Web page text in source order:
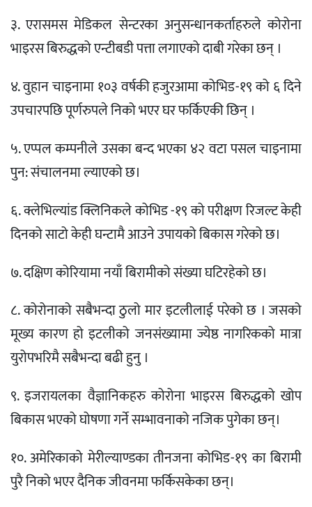
३. एरासमस मेडिकल सेन्टरका अनुसन्धानकर्ताहरुले कोरोना
भाइरस बिरुद्धको एन्टीबडी पत्ता लगाएको दाबी गरेका छन् ।
४. वुहान चाइनामा १०३ वर्षकी हजुरआमा कोभिड-१९ को ६ दिने
उपचारपछि पूर्णरुपले निको भएर घर फर्किएकी छिन् ।
५. एप्पल कम्पनीले उसका बन्द भएका ४२ वटा पसल चाइनामा
पुन: संचालनमा ल्याएको छ।
६. क्लेभिल्यांड क्लिनिकले कोभिड -१९ को परीक्षण रिजल्ट केही
दिनको साटो केही घन्टामै आउने उपायको बिकास गरेको छ।
७. दक्षिण कोरियामा नयाँ बिरामीको संख्या घटिरहेको छ।
८. कोरोनाको सबैभन्दा ठुलो मार इटलीलाई परेको छ । जसको
मूख्य कारण हो इटलीको जनसंख्यामा ज्येष्ठ नागरिकको मात्रा
युरोपभरिमै सबैभन्दा बढी हुनु ।
९. इजरायलका वैज्ञानिकहरु कोरोना भाइरस बिरुद्धको खोप
बिकास भएको घोषणा गर्ने सम्भावनाको नजिक पुगेका छन्।
१०. अमेरिकाको मेरील्याण्डका तीनजना कोभिड-१९ का बिरामी
पुरै निको भएर दैनिक जीवनमा फर्किसकेका छन्।